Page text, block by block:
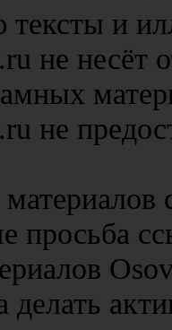
тексты и
не несёт
не
просьба
делать